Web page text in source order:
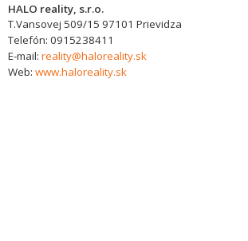
HALO reality, s.r.o.
T.Vansovej 509/15 97101 Prievidza
Telefón: 0915238411
E-mail: reality@haloreality.sk
Web: www.haloreality.sk